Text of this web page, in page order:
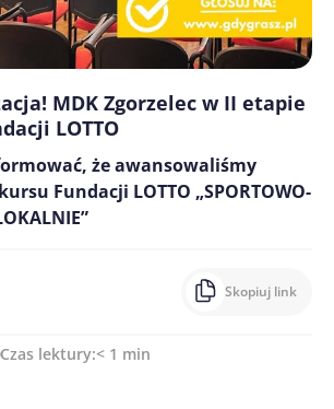
MDK Zgorzelec w II etapie
LOTTO
że awansowaliśmy
Fundacji LOTTO „SPORTOWO-
Skopiuj link
Czas lektury:< 1 min